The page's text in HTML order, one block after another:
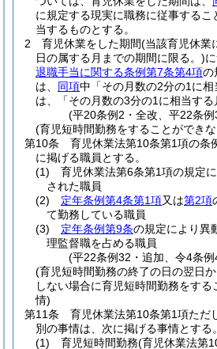
に規定する現実に職務に従事する
当するものとする。
2
育児休業をした期間(当該育児休業
日の属する月までの期間に限る。)
退職手当に関する条例第7条第4項の
は、 同項中「その月数の2分の1に
は、「その月数の3分の1に相当する
(平20条例2・全改、平22条
(育児短時間勤務をすることができ
第10条
育児休業法第10条第1項の条
に掲げる職員とする。
(1)
育児休業法第6条第1項の規定
された職員
(2)
定年条例第4条第1項又は第2項
て勤務している職員
(3)
定年条例第9条の規定により異
理監督職を占める職員
(平22条例32・追加、令4条
(育児短時間勤務の終了の日の翌日
しない場合に育児短時間勤務をす
情)
第11条
育児休業法第10条第1項ただ
別の事情は、次に掲げる事情とする。
(1)
育児短時間勤務(育児休業法第